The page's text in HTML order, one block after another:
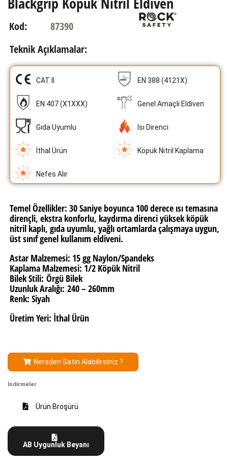
Kod:
87390
Teknik Açıklamalar:
CAT II EN 388 (4121X)
EN 407 (X1XXX) Genel Amaçlı Eldiven
Gıda Uyumlu Isı Direnci
İthal Ürün Köpük Nitril Kaplama
Nefes Alır
Temel Özellikler: 30 Saniye boyunca 100 derece ısı temasına
dirençli, ekstra konforlu, kaydırma direnci yüksek köpük
nitril kaplı, gıda uyumlu, yağlı ortamlarda çalışmaya uygun,
üst sınıf genel kullanım eldiveni.
Astar Malzemesi: 15 gg Naylon/Spandeks
Kaplama Malzemesi: 1/2 Köpük Nitril
Bilek Stili: Örgü Bilek
Uzunluk Aralığı: 240 – 260mm
Renk: Siyah
Üretim Yeri: İthal Ürün
Nereden Satın Alabilirsiniz ?
İndirmeler
Ürün Broşürü
AB Uygunluk Beyanı